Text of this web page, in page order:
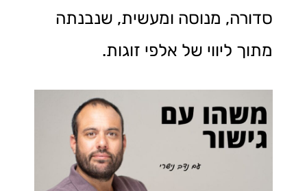
סדורה, מנוסה ומעשית, שנבנתה
מתוך ליווי של אלפי זוגות.